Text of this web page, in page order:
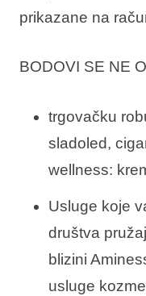
prikazane na
BODOVI SE NE
trgovačku
sladoled,
wellness:
Usluge koje
društva
blizini
usluge